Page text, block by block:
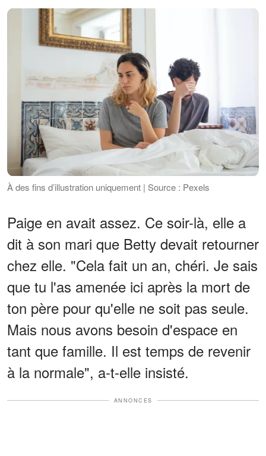
À des fins d’illustration uniquement | Source : Pexels
Paige en avait assez. Ce soir-là, elle a
dit à son mari que Betty devait retourner
chez elle. "Cela fait un an, chéri. Je sais
que tu l'as amenée ici après la mort de
ton père pour qu'elle ne soit pas seule.
Mais nous avons besoin d'espace en
tant que famille. Il est temps de revenir
à la normale", a-t-elle insisté.
ANNONCES